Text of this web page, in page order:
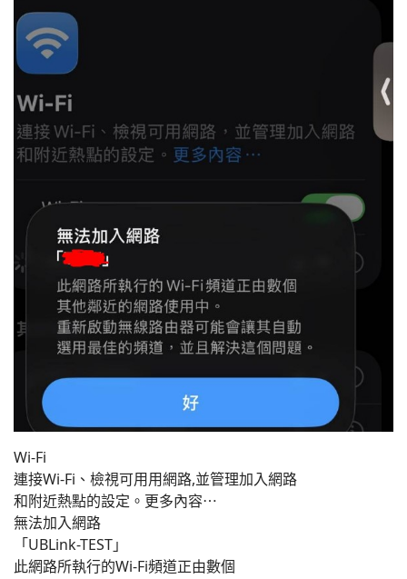
Wi-Fi
連接Wi-Fi、檢視可用用網路,並管理加入網路
和附近熱點的設定。更多內容⋯
無法加入網路
「UBLink-TEST」
此網路所執行的Wi-Fi頻道正由數個